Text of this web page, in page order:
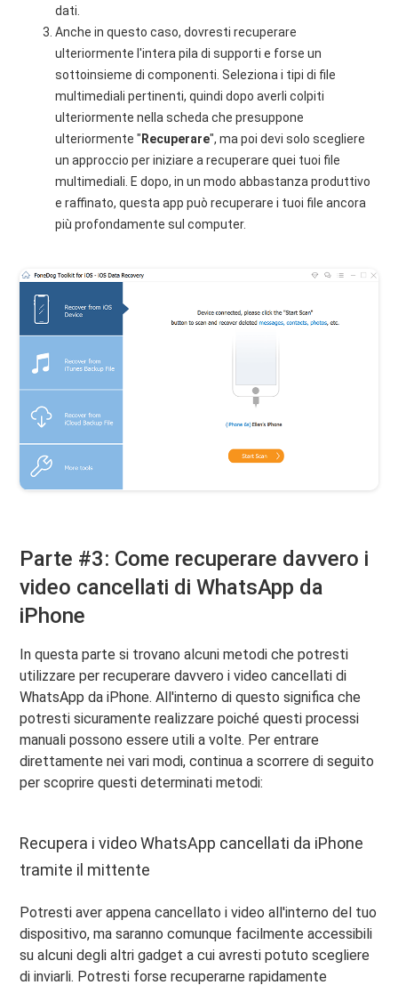
dati.
Anche in questo caso, dovresti recuperare
ulteriormente l'intera pila di supporti e forse un
sottoinsieme di componenti. Seleziona i tipi di file
multimediali pertinenti, quindi dopo averli colpiti
ulteriormente nella scheda che presuppone
ulteriormente " Recuperare", ma poi devi solo scegliere
un approccio per iniziare a recuperare quei tuoi file
multimediali. E dopo, in un modo abbastanza produttivo
e raffinato, questa app può recuperare i tuoi file ancora
più profondamente sul computer.
Parte #3: Come recuperare davvero i
video cancellati di WhatsApp da
iPhone
In questa parte si trovano alcuni metodi che potresti
utilizzare per recuperare davvero i video cancellati di
WhatsApp da iPhone. All'interno di questo significa che
potresti sicuramente realizzare poiché questi processi
manuali possono essere utili a volte. Per entrare
direttamente nei vari modi, continua a scorrere di seguito
per scoprire questi determinati metodi:
Recupera i video WhatsApp cancellati da iPhone
tramite il mittente
Potresti aver appena cancellato i video all'interno del tuo
dispositivo, ma saranno comunque facilmente accessibili
su alcuni degli altri gadget a cui avresti potuto scegliere
di inviarli. Potresti forse recuperarne rapidamente